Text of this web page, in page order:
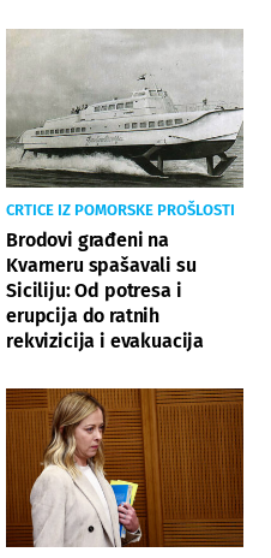
CRTICE IZ POMORSKE PROŠLOSTI
Brodovi građeni na
Kvarneru spašavali su
Siciliju: Od potresa i
erupcija do ratnih
rekvizicija i evakuacija